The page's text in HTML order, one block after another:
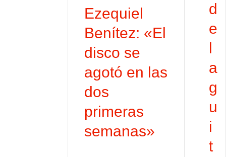
Ezequiel
Benítez: «El
disco se
agotó en las
dos
primeras
semanas»
d
e
l
a
g
u
i
t